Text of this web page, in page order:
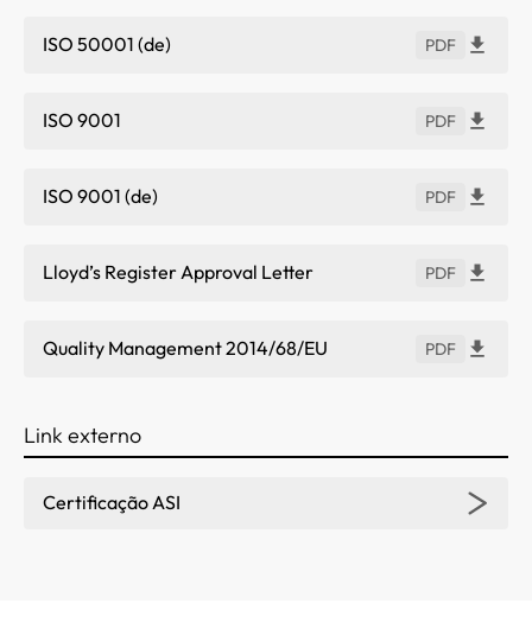
ISO 50001 (de) PDF
ISO 9001 PDF
ISO 9001 (de) PDF
Lloyd’s Register Approval Letter PDF
Quality Management 2014/68/EU PDF
Link externo
Certificação ASI